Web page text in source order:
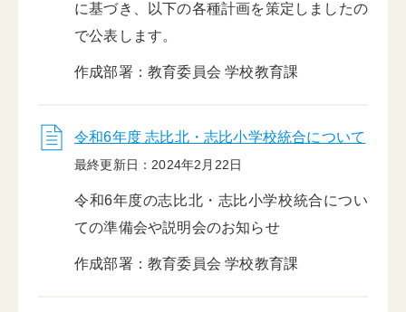
に基づき、以下の各種計画を策定しましたの
で公表します。
作成部署：教育委員会 学校教育課
令和6年度 志比北・志比小学校統合について
最終更新日：2024年2月22日
令和6年度の志比北・志比小学校統合につい
ての準備会や説明会のお知らせ
作成部署：教育委員会 学校教育課